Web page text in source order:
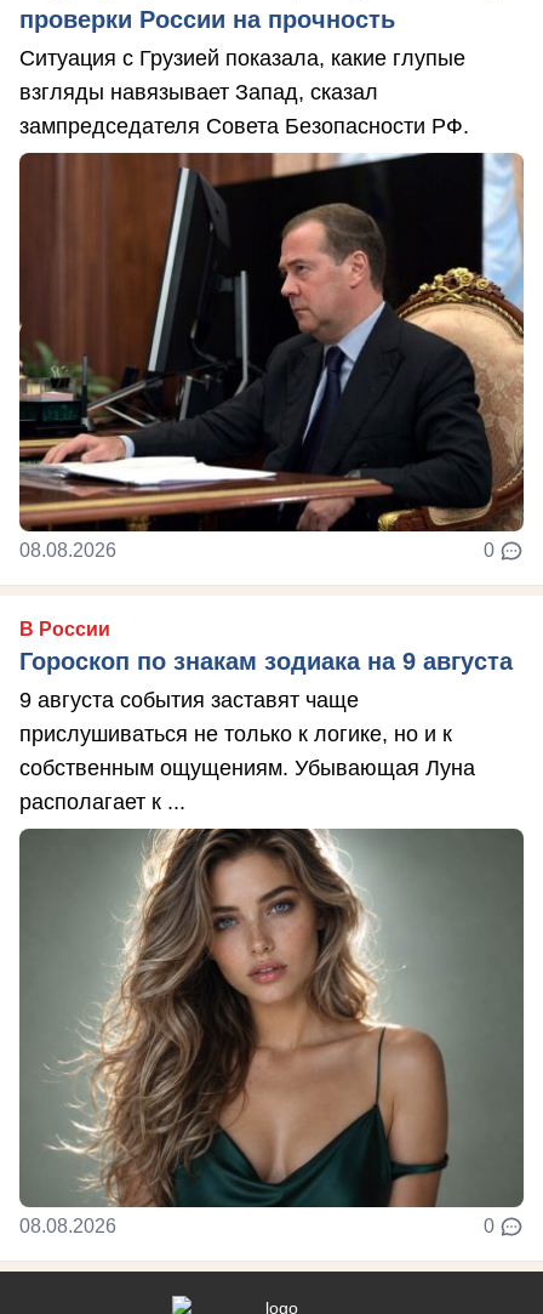
проверки России на прочность
Ситуация с Грузией показала, какие глупые
взгляды навязывает Запад, сказал
зампредседателя Совета Безопасности РФ.
08.08.2026 0
В России
Гороскоп по знакам зодиака на 9 августа
9 августа события заставят чаще
прислушиваться не только к логике, но и к
собственным ощущениям. Убывающая Луна
располагает к ...
08.08.2026 0